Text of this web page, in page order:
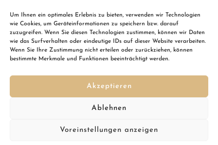
Um Ihnen ein optimales Erlebnis zu bieten, verwenden wir Technologien
wie Cookies, um Geräteinformationen zu speichern bzw. darauf
zuzugreifen. Wenn Sie diesen Technologien zustimmen, können wir Daten
wie das Surfverhalten oder eindeutige IDs auf dieser Website verarbeiten.
Wenn Sie Ihre Zustimmung nicht erteilen oder zurückziehen, können
bestimmte Merkmale und Funktionen beeinträchtigt werden.
Akzeptieren
Ablehnen
Voreinstellungen anzeigen
Karlsruhe & Rheinstetten
Wir sind Ihre Rechtsanwälte in Karlsruhe und in
Breslauer Straße 10.
Kennen Sie schon denDSGVO Ninja? Ihre Softwarelösung,
um im Handumdrehen die DSGVO zu erfüllen inkl.